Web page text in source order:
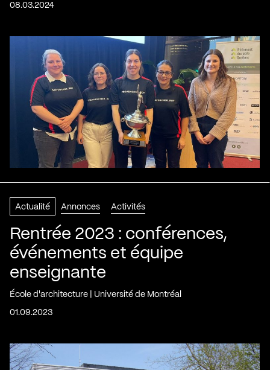
08.03.2024
Actualité Annonces Activités
Rentrée 2023 : conférences,
événements et équipe
enseignante
École d'architecture | Université de Montréal
01.09.2023